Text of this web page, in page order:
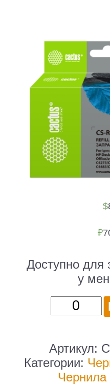
$
₽
Доступно для
у
товара
набор
Cactus
CS-
Артикул:
Категории:
Чернила